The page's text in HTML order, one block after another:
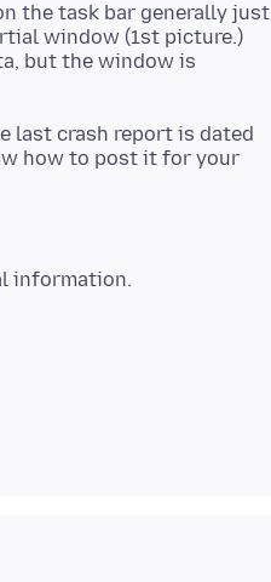
the task bar generally just
window (1st picture.)
but the window is
last crash report is dated
how to post it for your